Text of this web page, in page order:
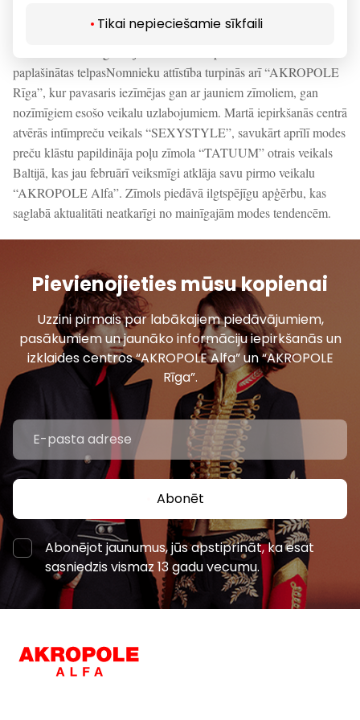
Tikai nepieciešamie sīkfaili
paplašinātas telpasNomnieku attīstība turpinās arī “AKROPOLE
Rīga”, kur pavasaris iezīmējas gan ar jauniem zīmoliem, gan
nozīmīgiem esošo veikalu uzlabojumiem. Martā iepirkšanās centrā
atvērās intīmpreču veikals “SEXYSTYLE”, savukārt aprīlī modes
preču klāstu papildināja poļu zīmola “TATUUM” otrais veikals
Baltijā, kas jau februārī veiksmīgi atklāja savu pirmo veikalu
“AKROPOLE Alfa”. Zīmols piedāvā ilgtspējīgu apģērbu, kas
saglabā aktualitāti neatkarīgi no mainīgajām modes tendencēm.
Pievienojieties mūsu kopienai
Uzzini pirmais par labākajiem piedāvājumiem,
pasākumiem un jaunāko informāciju iepirkšanās un
izklaides centros “AKROPOLE Alfa” un “AKROPOLE
Rīga”.
Abonēt
Abonējot jaunumus, jūs apstiprināt, ka esat
sasniedzis vismaz 13 gadu vecumu.